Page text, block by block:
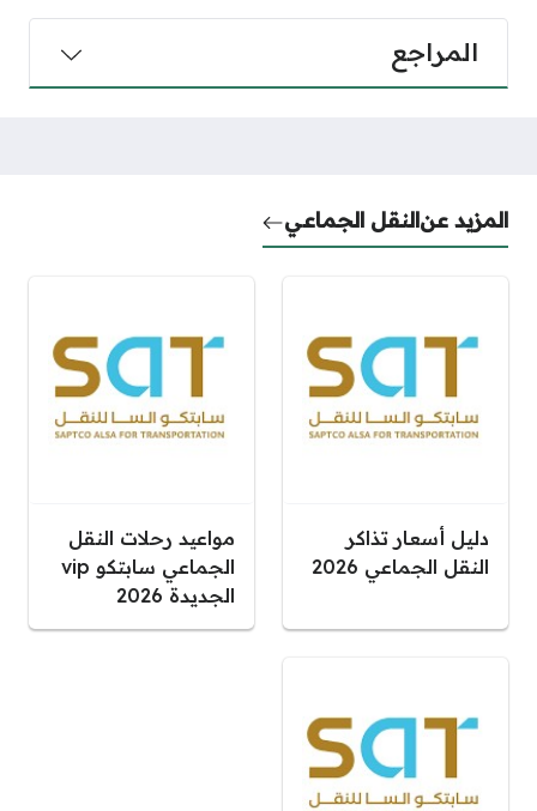
المراجع
المزيد عنالنقل الجماعي
دليل أسعار تذاكر
النقل الجماعي 2026
مواعيد رحلات النقل
الجماعي سابتكو vip
الجديدة 2026